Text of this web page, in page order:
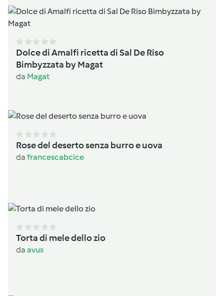
Dolce di Amalfi ricetta di Sal De Riso
Bimbyzzata by Magat
da Magat
Rose del deserto senza burro e uova
da francescabcice
Torta di mele dello zio
da avus